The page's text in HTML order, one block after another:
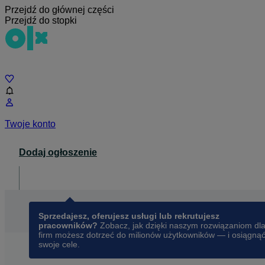
Przejdź do głównej części
Przejdź do stopki
Twoje konto
Dodaj ogłoszenie
Sprzedajesz, oferujesz usługi lub rekrutujesz
pracowników? Zobacz, jak dzięki naszym rozwiązaniom dla
firm możesz dotrzeć do milionów użytkowników — i osiągnąć
swoje cele.